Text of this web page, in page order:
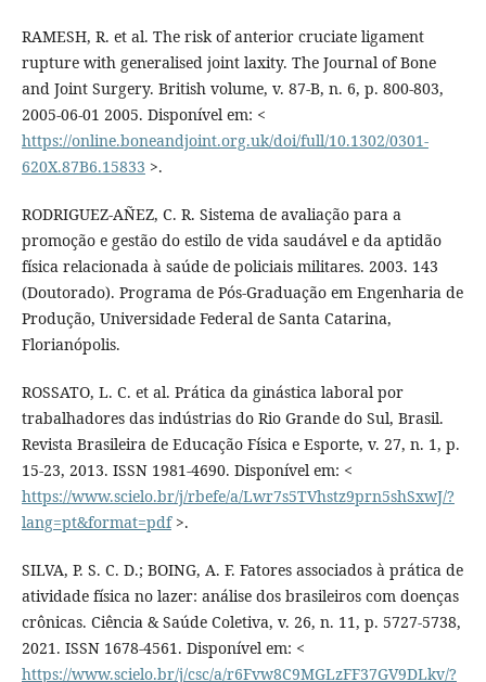
RAMESH, R. et al. The risk of anterior cruciate ligament
rupture with generalised joint laxity. The Journal of Bone
and Joint Surgery. British volume, v. 87-B, n. 6, p. 800-803,
2005-06-01 2005. Disponível em: <
https://online.boneandjoint.org.uk/doi/full/10.1302/0301-
620X.87B6.15833 >.
RODRIGUEZ-AÑEZ, C. R. Sistema de avaliação para a
promoção e gestão do estilo de vida saudável e da aptidão
física relacionada à saúde de policiais militares. 2003. 143
(Doutorado). Programa de Pós-Graduação em Engenharia de
Produção, Universidade Federal de Santa Catarina,
Florianópolis.
ROSSATO, L. C. et al. Prática da ginástica laboral por
trabalhadores das indústrias do Rio Grande do Sul, Brasil.
Revista Brasileira de Educação Física e Esporte, v. 27, n. 1, p.
15-23, 2013. ISSN 1981-4690. Disponível em: <
https://www.scielo.br/j/rbefe/a/Lwr7s5TVhstz9prn5shSxwJ/?
lang=pt&format=pdf>.
SILVA, P. S. C. D.; BOING, A. F. Fatores associados à prática de
atividade física no lazer: análise dos brasileiros com doenças
crônicas. Ciência & Saúde Coletiva, v. 26, n. 11, p. 5727-5738,
2021. ISSN 1678-4561. Disponível em: <
https://www.scielo.br/j/csc/a/r6Fvw8C9MGLzFF37GV9DLkv/?